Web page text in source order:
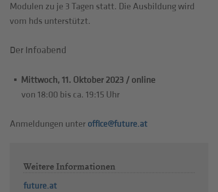
Modulen zu je 3 Tagen statt. Die Ausbildung wird
vom hds unterstützt.
Der Infoabend
Mittwoch, 11. Oktober 2023 / online
von 18:00 bis ca. 19:15 Uhr
Anmeldungen unter office@future.at
Weitere Informationen
future.at